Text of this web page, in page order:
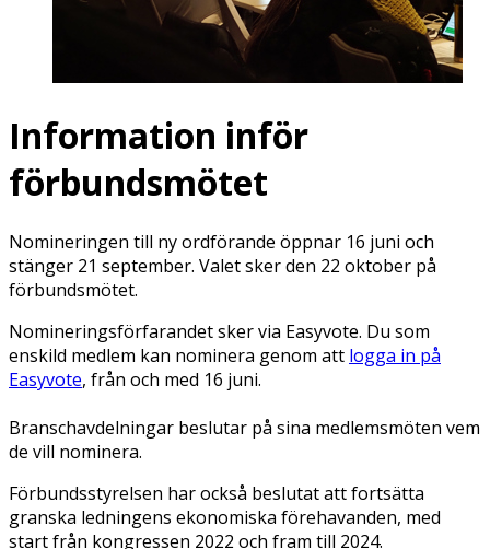
Information inför
förbundsmötet
Nomineringen till ny ordförande öppnar 16 juni och
stänger 21 september. Valet sker den 22 oktober på
förbundsmötet.
Nomineringsförfarandet sker via Easyvote. Du som
enskild medlem kan nominera genom att logga in på
Easyvote, från och med 16 juni.
Branschavdelningar beslutar på sina medlemsmöten vem
de vill nominera.
Förbundsstyrelsen har också beslutat att fortsätta
granska ledningens ekonomiska förehavanden, med
start från kongressen 2022 och fram till 2024.